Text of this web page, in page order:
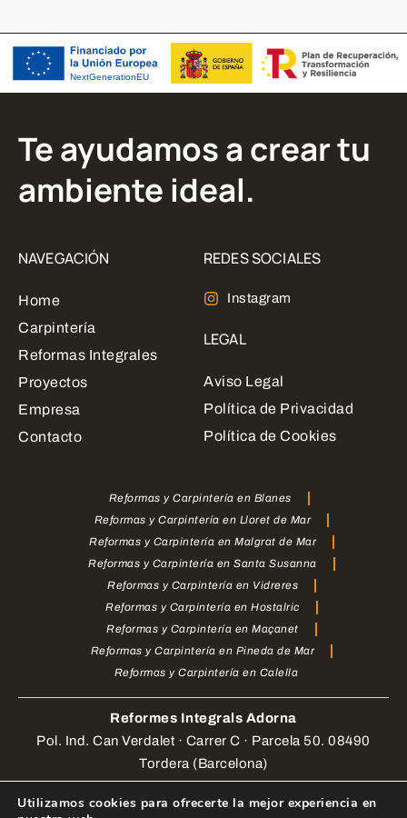
Te ayudamos a crear tu
ambiente ideal.
NAVEGACIÓN
Home
Carpintería
Reformas Integrales
Proyectos
Empresa
Contacto
REDES SOCIALES
Instagram
LEGAL
Aviso Legal
Política de Privacidad
Política de Cookies
Reformas y Carpintería en Blanes
Reformas y Carpintería en Lloret de Mar
Reformas y Carpintería en Malgrat de Mar
Reformas y Carpintería en Santa Susanna
Reformas y Carpintería en Vidreres
Reformas y Carpintería en Hostalric
Reformas y Carpintería en Maçanet
Reformas y Carpintería en Pineda de Mar
Reformas y Carpintería en Calella
Reformes Integrals Adorna
Pol. Ind. Can Verdalet · Carrer C · Parcela 50. 08490
Tordera (Barcelona)
Web Design byenrigomez Studio. Todos los derechos
Utilizamos cookies para ofrecerte la mejor experiencia en